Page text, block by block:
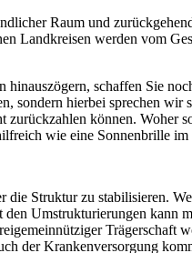
Raum und
Landkreisen werden vom
schaffen Sie
hierbei sprechen
können. Woher
wie eine Sonnenbrille im
Struktur zu stabilisieren.
Umstrukturierungen
Trägerschaft
der Krankenversorgung